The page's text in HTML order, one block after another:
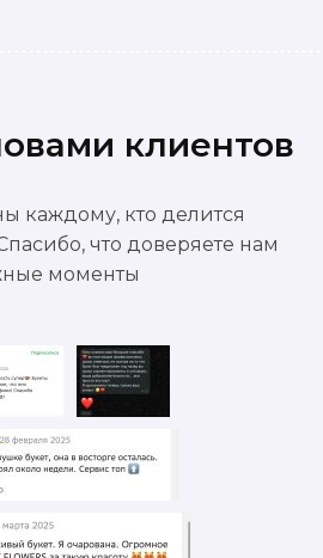
клиентов
каждому, кто делится
что доверяете нам
моменты